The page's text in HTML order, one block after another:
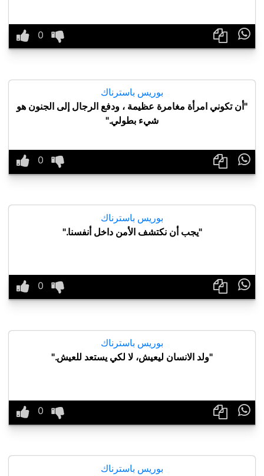

بوريس باسترناك
"أن تكوني امرأة مغامرة عظيمة ، ودفع الرجال إلى الجنون هو
شيء بطولي."

بوريس باسترناك
"يجب أن نكتشف الأمن داخل أنفسنا."

بوريس باسترناك
"ولد الانسان ليعيش، لا لكي يستعد للعيش."

بوريس باسترناك